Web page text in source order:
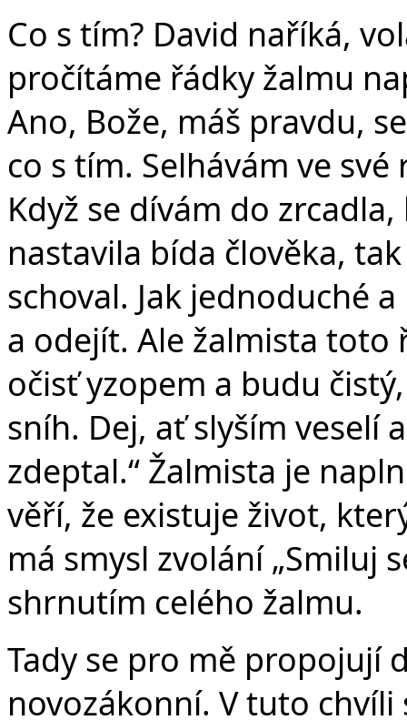
Co s tím? David naříká,
pročítáme řádky žalmu
Ano, Bože, máš pravdu,
co s tím. Selhávám ve
Když se dívám do
nastavila bída člověka,
schoval. Jak jednoduché
a odejít. Ale žalmista toto
očisť yzopem a budu
sníh. Dej, ať slyším veselí
zdeptal.“ Žalmista je
věří, že existuje život,
má smysl zvolání „Smiluj
shrnutím celého žalmu.
Tady se pro mě propojují
novozákonní. V tuto chvíli